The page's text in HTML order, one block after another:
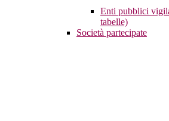
Enti pubblici
tabelle)
Società partecipate